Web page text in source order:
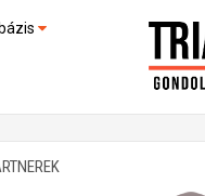
(feltöltés alatt)